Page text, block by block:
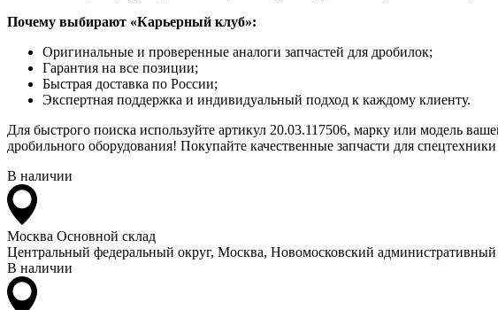
Почему выбирают «Карьерный клуб»:
Оригинальные и проверенные аналоги запчастей для дробилок;
Гарантия на все позиции;
Быстрая доставка по России;
Экспертная поддержка и индивидуальный подход к каждому клиенту.
Для быстрого поиска используйте артикул 20.03.117506, марку или модель
дробильного оборудования! Покупайте качественные запчасти для
В наличии
Москва Основной склад
Центральный федеральный округ, Москва, Новомосковский
В наличии